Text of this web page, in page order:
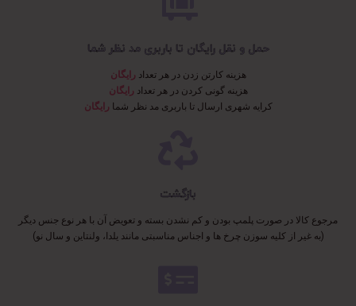
حمل و نقل رایگان تا باربری مد نظر شما
هزینه کارتن زدن در هر تعداد رایگان
هزینه گونی کردن در هر تعداد رایگان
کرایه شهری ارسال تا باربری مد نظر شما رایگان
بازگشت
مرجوع کالا در صورت پلمپ بودن و کم نشدن بسته و تعویض آن با هر نوع جنس دیگر
(به غیر از کلیه سوزن چرخ ها و اجناس مناسبتی مانند یلدا، ولنتاین و سال نو)